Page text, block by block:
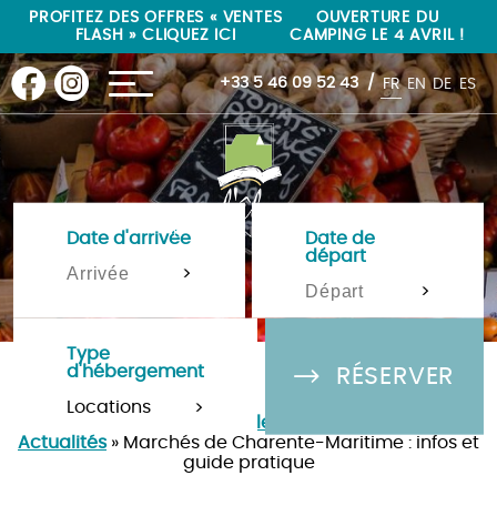
PROFITEZ DES OFFRES « VENTES
FLASH » CLIQUEZ ICI
OUVERTURE DU
CAMPING LE 4 AVRIL !
+33 5 46 09 52 43 FR EN DE ES
Date d'arrivée
>
Date de
départ
>
Type
d'hébergement
>
RÉSERVER
Camping Île de Ré 4 étoiles à La-Flotte-en-Ré
Actualités» Marchés de Charente-Maritime : infos et
guide pratique